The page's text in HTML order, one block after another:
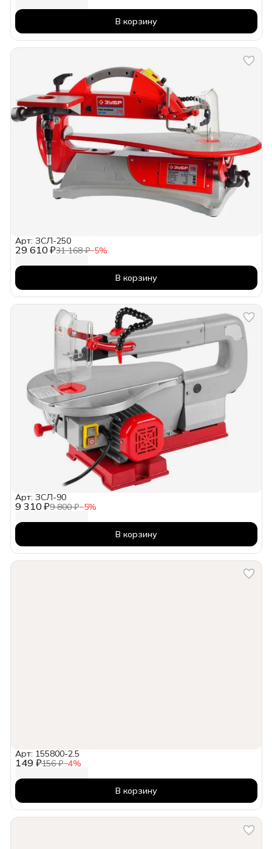
В корзину
29 610 ₽31 168 ₽−5%
Арт: ЗСЛ-250
В корзину
9 310 ₽9 800 ₽−5%
Арт: ЗСЛ-90
В корзину
149 ₽156 ₽−4%
Арт: 155800-2.5
В корзину